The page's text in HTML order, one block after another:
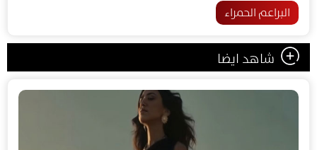
البراعم الحمراء
شاهد ايضا